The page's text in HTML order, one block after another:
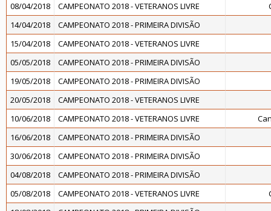
08/04/2018
CAMPEONATO 2018 - VETERANOS LIVRE
14/04/2018
CAMPEONATO 2018 - PRIMEIRA DIVISÃO
15/04/2018
CAMPEONATO 2018 - VETERANOS LIVRE
05/05/2018
CAMPEONATO 2018 - PRIMEIRA DIVISÃO
19/05/2018
CAMPEONATO 2018 - PRIMEIRA DIVISÃO
20/05/2018
CAMPEONATO 2018 - VETERANOS LIVRE
10/06/2018
CAMPEONATO 2018 - VETERANOS LIVRE
16/06/2018
CAMPEONATO 2018 - PRIMEIRA DIVISÃO
30/06/2018
CAMPEONATO 2018 - PRIMEIRA DIVISÃO
04/08/2018
CAMPEONATO 2018 - PRIMEIRA DIVISÃO
05/08/2018
CAMPEONATO 2018 - VETERANOS LIVRE